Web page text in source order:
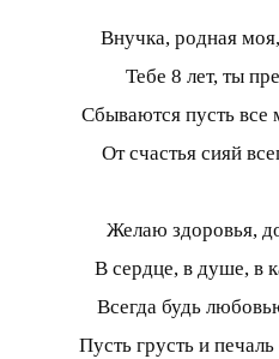
Внучка, родная
Тебе 8 лет, ты
Сбываются пусть все
От счастья сияй
Желаю здоровья,
В сердце, в душе, в
Всегда будь
Пусть грусть и